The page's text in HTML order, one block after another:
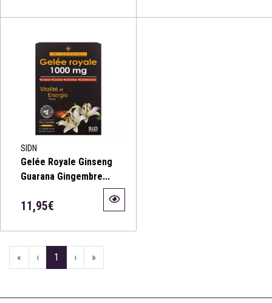
SIDN
Gelée Royale Ginseng
Guarana Gingembre...
11,95€
« ‹ 1 › »